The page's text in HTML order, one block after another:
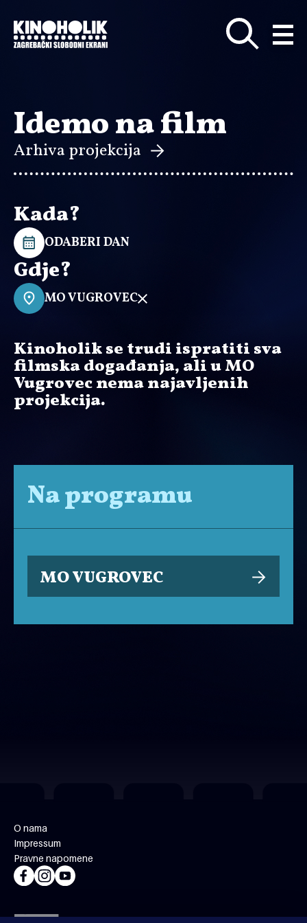
glavni
sadržaj
Idemo na film
Arhiva projekcija
Kada?
ODABERI DAN
Gdje?
MO VUGROVEC
Kinoholik se trudi ispratiti sva
filmska događanja, ali u MO
Vugrovec nema najavljenih
projekcija.
Na programu
MO VUGROVEC
O nama
Impressum
Pravne napomene